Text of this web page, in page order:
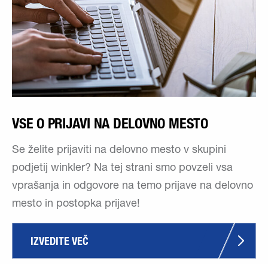
VSE O PRIJAVI NA DELOVNO MESTO
Se želite prijaviti na delovno mesto v skupini
podjetij winkler? Na tej strani smo povzeli vsa
vprašanja in odgovore na temo prijave na delovno
mesto in postopka prijave!
IZVEDITE VEČ